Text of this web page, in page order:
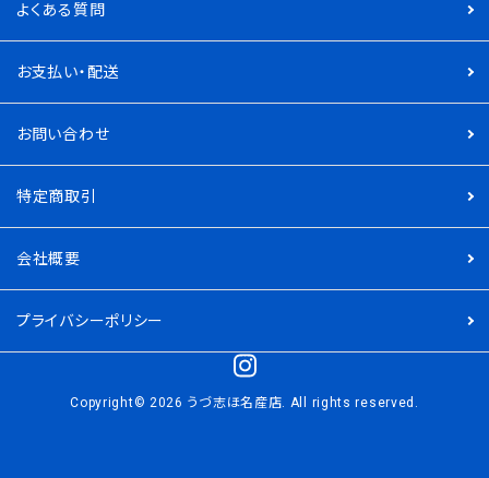
よくある質問
お支払い・配送
お問い合わせ
特定商取引
会社概要
プライバシーポリシー
Copyright© 2026 うづ志ほ名産店. All rights reserved.